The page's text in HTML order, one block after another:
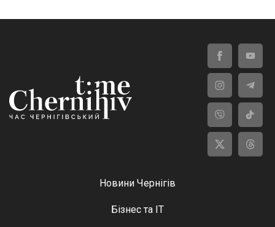
Новини Чернігів
Бізнес та ІТ